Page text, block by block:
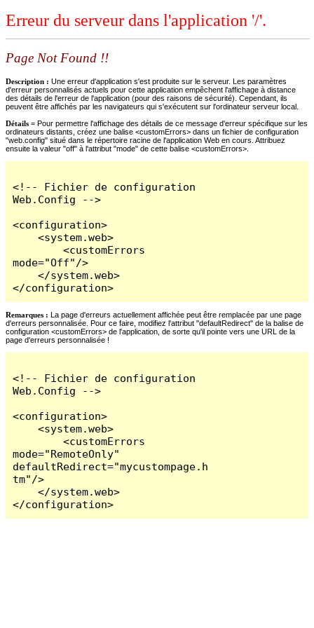
Erreur du serveur dans l'application '/'.
Page Not Found !!
Description : Une erreur d'application s'est produite sur le serveur. Les paramètres
d'erreur personnalisés actuels pour cette application empêchent l'affichage à distance
des détails de l'erreur de l'application (pour des raisons de sécurité). Cependant, ils
peuvent être affichés par les navigateurs qui s'exécutent sur l'ordinateur serveur local.
Détails = Pour permettre l'affichage des détails de ce message d'erreur spécifique sur les
ordinateurs distants, créez une balise <customErrors> dans un fichier de configuration
"web.config" situé dans le répertoire racine de l'application Web en cours. Attribuez
ensuite la valeur "off" à l'attribut "mode" de cette balise <customErrors>.
<!-- Fichier de configuration
Web.Config -->
<configuration>
    <system.web>
        <customErrors
mode="Off"/>
    </system.web>
</configuration>
Remarques : La page d'erreurs actuellement affichée peut être remplacée par une page
d'erreurs personnalisée. Pour ce faire, modifiez l'attribut "defaultRedirect" de la balise de
configuration <customErrors> de l'application, de sorte qu'il pointe vers une URL de la
page d'erreurs personnalisée !
<!-- Fichier de configuration
Web.Config -->
<configuration>
    <system.web>
        <customErrors
mode="RemoteOnly"
defaultRedirect="mycustompage.h
tm"/>
    </system.web>
</configuration>